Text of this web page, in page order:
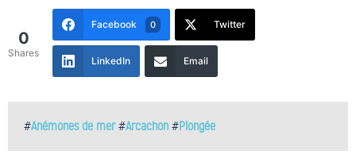
0
Shares
Facebook 0 Twitter
LinkedIn Email
#Anémones de mer#Arcachon #Plongée